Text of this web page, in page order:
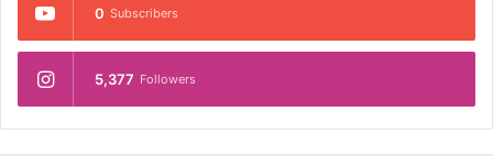
0 Subscribers
5,377 Followers